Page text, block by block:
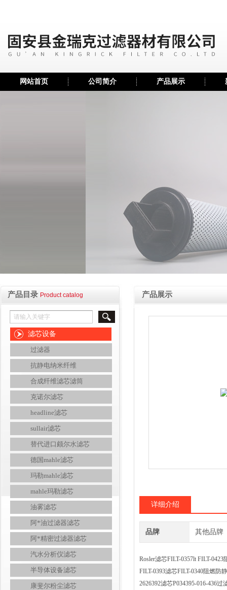
网站首页 公司简介 产品展示
产品目录 Product catalog
滤芯设备
过滤器
抗静电纳米纤维
合成纤维滤芯滤筒
克诺尔滤芯
headline滤芯
sullair滤芯
替代进口颇尔水滤芯
德国mahle滤芯
玛勒mahle滤芯
mahle玛勒滤芯
油雾滤芯
阿*油过滤器滤芯
阿*精密过滤器滤芯
汽水分析仪滤芯
半导体设备滤芯
康斐尔粉尘滤芯
产品展示
详细介绍
品牌 其他品牌
Rosler滤芯FILT-0357lt FILT-
FILT-0393滤芯FILT-0340阻燃防
2626392滤芯P034395-016-436过